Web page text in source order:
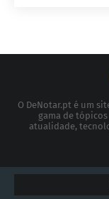
O DeNotar.pt é um
gama de
atualidade,